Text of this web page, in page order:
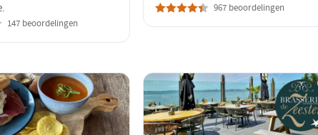
147 beoordelingen
967 beoordelingen